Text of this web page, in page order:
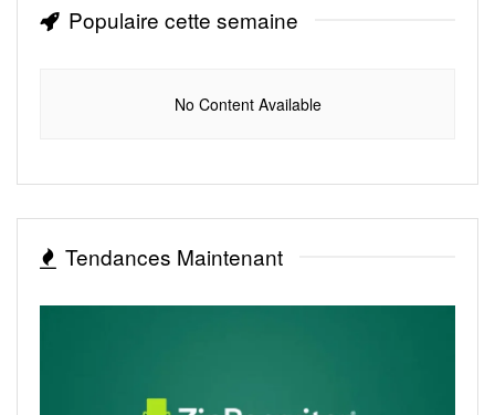
Populaire cette semaine
No Content Available
Tendances Maintenant